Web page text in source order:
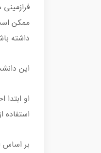
ممکن
داشته
این
او
استفاده